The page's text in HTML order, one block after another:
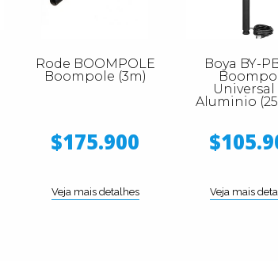
Rode BOOMPOLE
Boompole (3m)
$175.900
Veja mais detalhes
Boya BY-
Universal
Aluminio
Veja mais